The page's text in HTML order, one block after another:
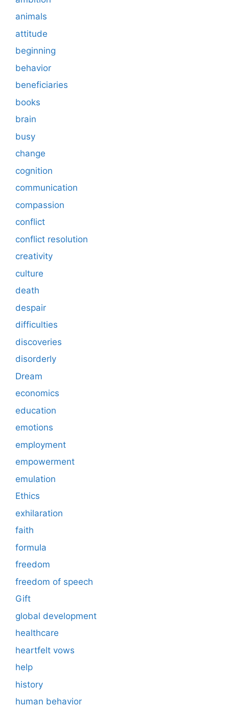
animals
attitude
beginning
behavior
beneficiaries
books
brain
busy
change
cognition
communication
compassion
conflict
conflict resolution
creativity
culture
death
despair
difficulties
discoveries
disorderly
Dream
economics
education
emotions
employment
empowerment
emulation
Ethics
exhilaration
faith
formula
freedom
freedom of speech
Gift
global development
healthcare
heartfelt vows
help
history
human behavior